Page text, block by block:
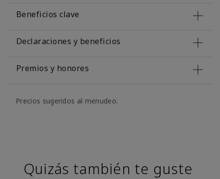
Beneficios clave
Declaraciones y beneficios
Premios y honores
Precios sugeridos al menudeo.
Quizás también te guste